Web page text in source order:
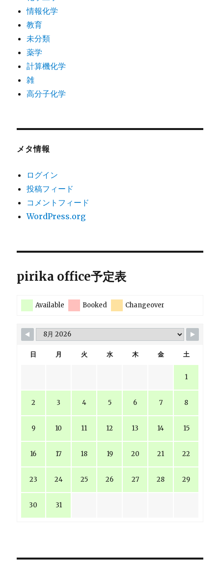
情報化学
教育
未分類
薬学
計算機化学
雑
高分子化学
メタ情報
ログイン
投稿フィード
コメントフィード
WordPress.org
pirika office予定表
Available Booked Changeover
日 月 火 水 木 金 土
1
2 3 4 5 6 7 8
9 10 11 12 13 14 15
16 17 18 19 20 21 22
23 24 25 26 27 28 29
30 31